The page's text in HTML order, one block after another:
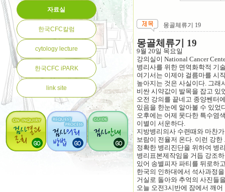
자료실
한국CFC칼럼
cytology lecture
한국CFC iPARK
link site
몽골체류기 19
몽골체류기 19
9월 20일 목요일
강의실이 National Cancer
병리사를 위한 면역화학적 기
여기서는 이제야 걸름마를 시
높아지는 것은 사실이다. 그래
비싼 시약값이 발목을 잡고 있
오전 강의를 끝네고 종양쎈터
있음을 한눈에 알아볼 수 있었
오후에는 어제 못다한 특수염
이별이 서운하다.
지방병리의사 수련때와 마찬
보람이 전율저 온다. 이런 강한
정확한 병리진단을 위하여 병
병리표본제작임을 거듭 강조
있어 송별피자 파티를 뒤로하
한국의 인하대에서 석사과정
거실로 돌아와 추억의 사진들
오늘 오전3시반에 잠에서 깨